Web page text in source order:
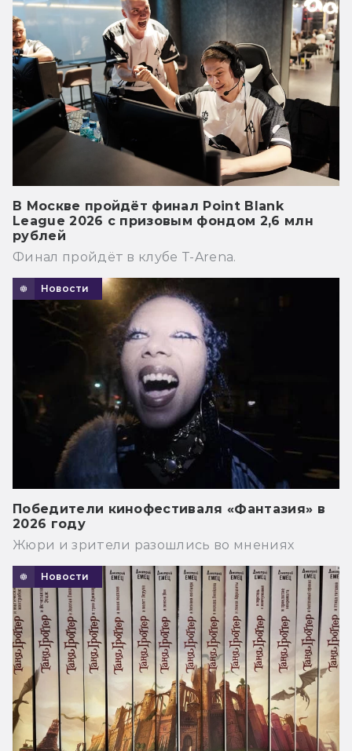
В Москве пройдёт финал Point Blank
League 2026 с призовым фондом 2,6 млн
рублей
Финал пройдёт в клубе T-Arena.
Новости
Победители кинофестиваля «Фантазия» в
2026 году
Жюри и зрители разошлись во мнениях
Новости